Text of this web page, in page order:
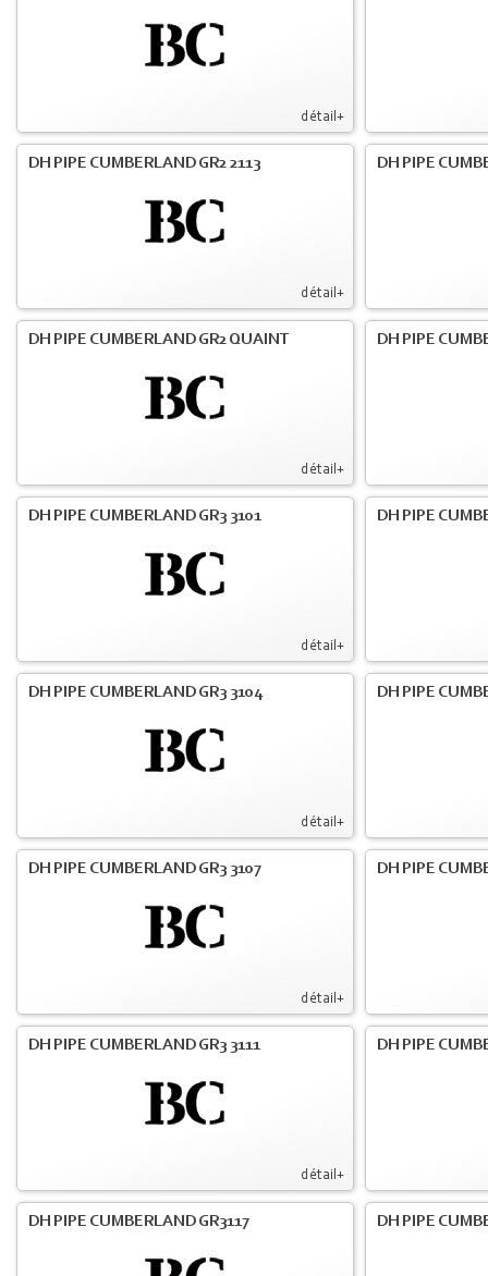
détail+
détail+
DH PIPE CUMBERLAND GR2 2113 DH PIPE
détail+
DH PIPE CUMBERLAND GR2 QUAINT DH PIPE
détail+
DH PIPE CUMBERLAND GR3 3101 DH PIPE
détail+
DH PIPE CUMBERLAND GR3 3104 DH PIPE
détail+
DH PIPE CUMBERLAND GR3 3107 DH PIPE
détail+
DH PIPE CUMBERLAND GR3 3111 DH PIPE
DH PIPE CUMBERLAND GR3117 DH PIPE